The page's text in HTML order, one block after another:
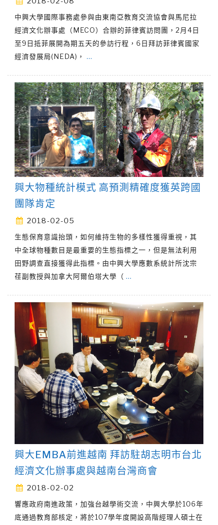
中興大學國際事務處參與由東南亞教育交流協會與馬尼拉
經濟文化辦事處（MECO）合辦的菲律賓訪問團，2月4日
至9日抵菲展開為期五天的參訪行程，6日拜訪菲律賓國家
經濟發展局(NEDA)， …
興大物種統計模式 高預測精確度獲英跨國
團隊肯定
2018-02-05
生態保育意識抬頭，如何維持生物的多樣性獲得重視，其
中全球物種數目是最重要的生態指標之一，但是無法利用
田野調查直接獲得此指標。由中興大學應數系統計所沈宗
荏副教授與加拿大阿爾伯塔大學（ …
興大EMBA前進越南 拜訪駐胡志明市台北
經濟文化辦事處與越南台灣商會
2018-02-02
響應政府南進政策，加強台越學術交流，中興大學於106年
底通過教育部核定，將於107學年度開設高階經理人碩士在